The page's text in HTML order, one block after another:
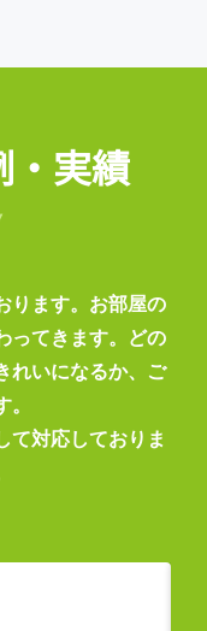
・実績
ります。お部屋の
ってきます。どの
れいになるか、ご
て対応しておりま